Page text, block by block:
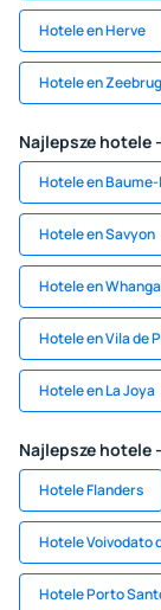
Hotele en Herve
Hotele en
Najlepsze hotele
Hotele en
Hotele en Savyon
Hotele en
Hotele en Vila de
Hotele en La Joya
Najlepsze hotele
Hotele Flanders
Hotele Voivodato
Hotele Porto